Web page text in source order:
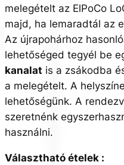
melegételt az ElPoCo
majd, ha lemaradtál az
Az újrapohárhoz
lehetőséged tegyél be
kanalat is a zsákodba
a melegételt. A
lehetőségünk. A
szeretnénk
használni.
Választható ételek :